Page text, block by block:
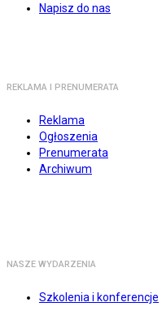
Napisz do nas
REKLAMA I PRENUMERATA
Reklama
Ogłoszenia
Prenumerata
Archiwum
NASZE WYDARZENIA
Szkolenia i konferencje